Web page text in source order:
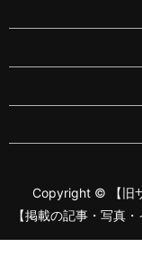
Copyright © 【旧
【掲載の記事・写真